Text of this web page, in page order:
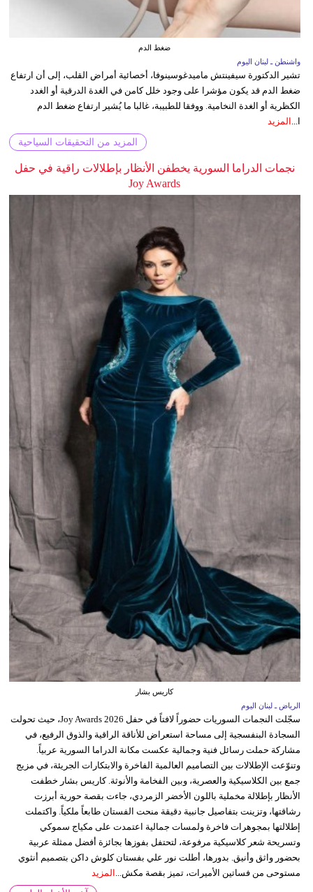
ضغط الدم
واشنطن ـ لبنان اليوم
تشير الدكتورة سيفينتش ماميدغوسينوفا، أخصائية أمراض القلب، إلى أن ارتفاع
ضغط الدم قد يكون مؤشرا على وجود خلل كامن في الغدة الدرقية أو الغدد
الكظرية أو الغدة النخامية. ووفقا للطبيبة، غالبا ما يُشير ارتفاع ضغط الدم
ا...
المزيد
المزيد من التحقيقات السياحية
نجمات الدراما السورية يخطفن الأنظار بإطلالات راقية في حفل
Joy Awards
كاريس بشار
الرياض ـ لبنان اليوم
سجّلت النجمات السوريات حضوراً لافتاً في حفل Joy Awards 2026، حيث تحولت
السجادة البنفسجية إلى مساحة استعراض للأناقة الراقية والذوق الرفيع، في
مشاركة حملت رسائل فنية وجمالية عكست مكانة الدراما السورية عربياً.
وتنوّعت الإطلالات بين التصاميم العالمية الفاخرة والابتكارات الجريئة، في مزيج
جمع بين الكلاسيكية والعصرية، وبين الفخامة والأنوثة. كاريس بشار خطفت
الأنظار بإطلالة مخملية باللون الأخضر الزمردي، جاءت بقصة حورية أبرزت
رشاقتها، وتزينت بتفاصيل جانبية دقيقة منحت الفستان طابعاً ملكياً. واكتملت
إطلالتها بمجوهرات فاخرة ولمسات جمالية اعتمدت على مكياج سموكي
وتسريحة شعر كلاسيكية مرفوعة، لتحتفل بفوزها بجائزة أفضل ممثلة عربية
بحضور واثق وأنيق. بدورها، أطلت نور علي بفستان كلوش داكن بتصميم أنثوي
مستوحى من فساتين الأميرات، تميز بقصة مكش...
المزيد